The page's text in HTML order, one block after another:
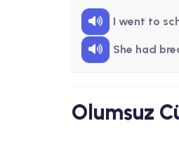
I went to
She had
Olumsuz